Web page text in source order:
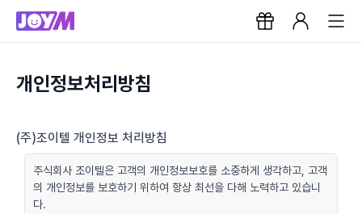
개인정보처리방침
(주)조이텔 개인정보 처리방침
주식회사 조이텔은 고객의 개인정보보호를 소중하게 생각하고, 고객
의 개인정보를 보호하기 위하여 항상 최선을 다해 노력하고 있습니
다.